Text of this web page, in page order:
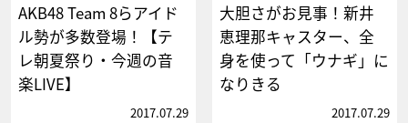
AKB48 Team 8らアイド
ル勢が多数登場！【テ
レ朝夏祭り・今週の音
楽LIVE】
2017.07.29
大胆さがお見事！新井
恵理那キャスター、全
身を使って「ウナギ」に
なりきる
2017.07.29